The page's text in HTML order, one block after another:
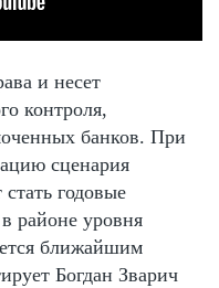
и несет
контроля,
банков. При
сценария
годовые
районе уровня
ближайшим
Богдан Зварич